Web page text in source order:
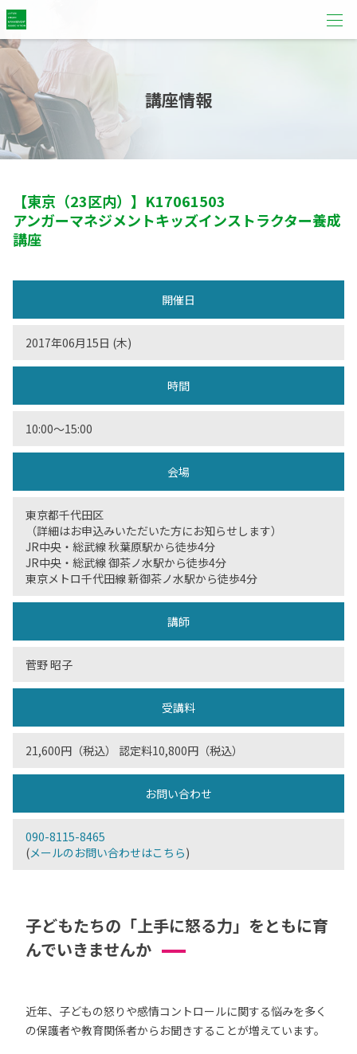
講座情報
【東京（23区内）】 K17061503
アンガーマネジメントキッズインストラクター養成
講座
開催日
2017年06月15日 (木)
時間
10:00〜15:00
会場
東京都千代田区
（詳細はお申込みいただいた方にお知らせします）
JR中央・総武線 秋葉原駅から徒歩4分
JR中央・総武線 御茶ノ水駅から徒歩4分
東京メトロ千代田線 新御茶ノ水駅から徒歩4分
講師
菅野 昭子
受講料
21,600円（税込） 認定料10,800円（税込）
お問い合わせ
090-8115-8465
(メールのお問い合わせはこちら)
子どもたちの「上手に怒る力」をともに育
んでいきませんか
近年、子どもの怒りや感情コントロールに関する悩みを多く
の保護者や教育関係者からお聞きすることが増えています。